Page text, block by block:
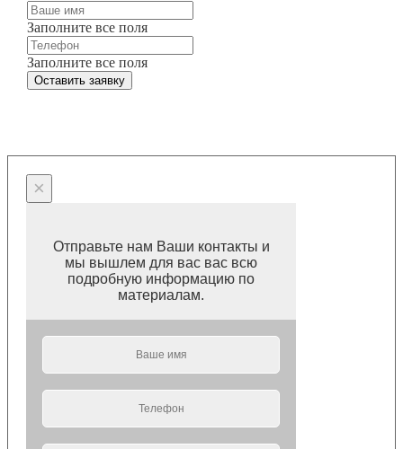
Заполните все поля
Заполните все поля
Оставить заявку
×
Отправьте нам Ваши контакты и
мы вышлем для вас вас всю
подробную информацию по
материалам.